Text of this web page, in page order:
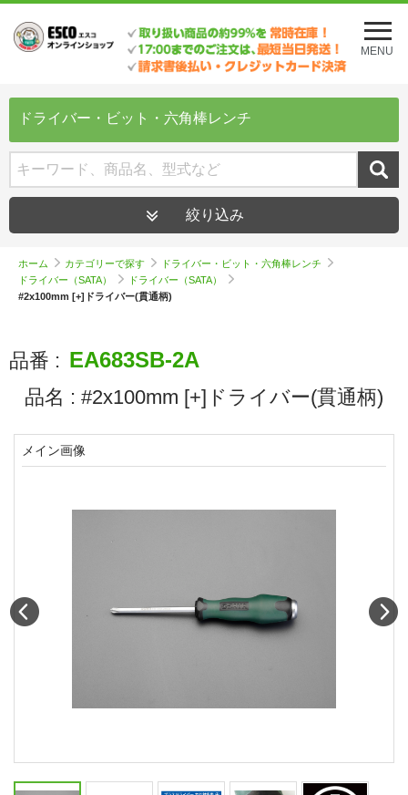
メ
ニ
ュ
を
MENU
ドライバー・ビット・六角棒レンチ
絞り込み
ホーム カテゴリーで探す
ドライバー・ビット・六角棒レンチ
ドライバー（SATA）
ドライバー（SATA）
#2x100mm [+]ドライバー(貫通柄)
品番 : EA683SB-2A
品名 : #2x100mm [+]ドライバー(貫通柄)
メイン画像